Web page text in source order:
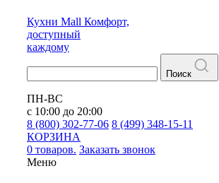
Кухни Mall Комфорт,
доступный
каждому
Поиск
ПН-ВС
с 10:00 до 20:00
8 (800) 302-77-06 8 (499) 348-15-11
КОРЗИНА
0 товаров. Заказать звонок
Меню